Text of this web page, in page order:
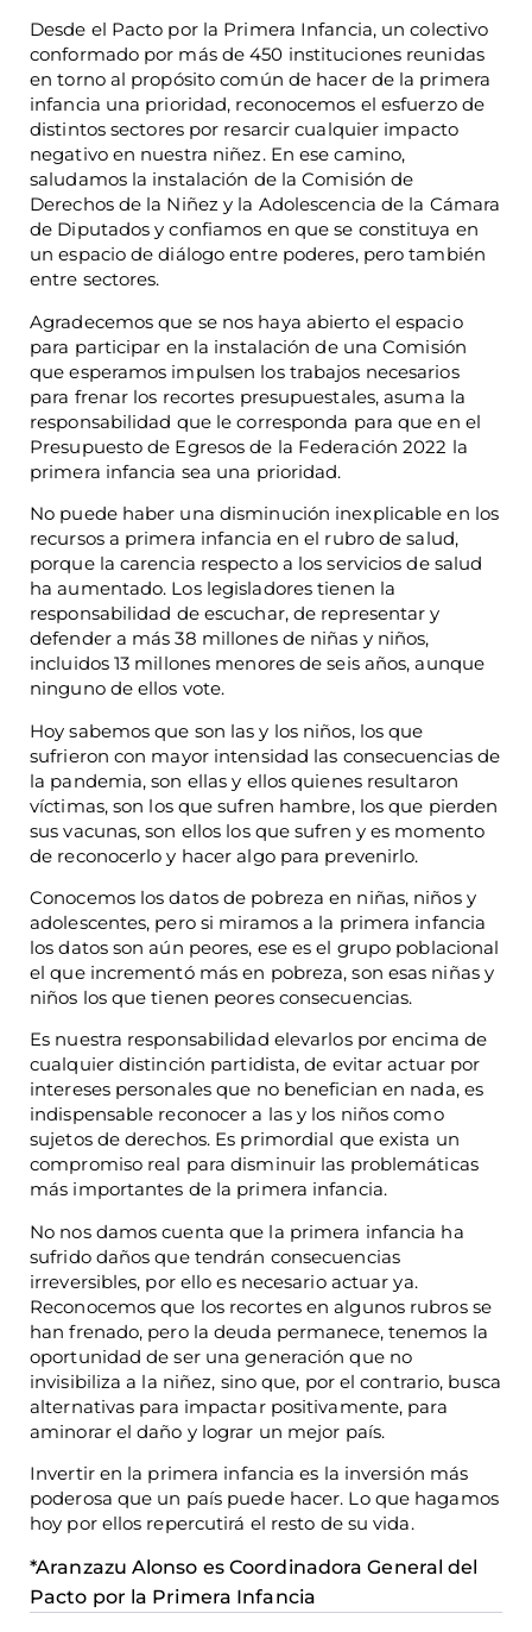
Desde el Pacto por la Primera Infancia, un colectivo
conformado por más de 450 instituciones reunidas
en torno al propósito común de hacer de la primera
infancia una prioridad, reconocemos el esfuerzo de
distintos sectores por resarcir cualquier impacto
negativo en nuestra niñez. En ese camino,
saludamos la instalación de la Comisión de
Derechos de la Niñez y la Adolescencia de la Cámara
de Diputados y confiamos en que se constituya en
un espacio de diálogo entre poderes, pero también
entre sectores.
Agradecemos que se nos haya abierto el espacio
para participar en la instalación de una Comisión
que esperamos impulsen los trabajos necesarios
para frenar los recortes presupuestales, asuma la
responsabilidad que le corresponda para que en el
Presupuesto de Egresos de la Federación 2022 la
primera infancia sea una prioridad.
No puede haber una disminución inexplicable en los
recursos a primera infancia en el rubro de salud,
porque la carencia respecto a los servicios de salud
ha aumentado. Los legisladores tienen la
responsabilidad de escuchar, de representar y
defender a más 38 millones de niñas y niños,
incluidos 13 millones menores de seis años, aunque
ninguno de ellos vote.
Hoy sabemos que son las y los niños, los que
sufrieron con mayor intensidad las consecuencias de
la pandemia, son ellas y ellos quienes resultaron
víctimas, son los que sufren hambre, los que pierden
sus vacunas, son ellos los que sufren y es momento
de reconocerlo y hacer algo para prevenirlo.
Conocemos los datos de pobreza en niñas, niños y
adolescentes, pero si miramos a la primera infancia
los datos son aún peores, ese es el grupo poblacional
el que incrementó más en pobreza, son esas niñas y
niños los que tienen peores consecuencias.
Es nuestra responsabilidad elevarlos por encima de
cualquier distinción partidista, de evitar actuar por
intereses personales que no benefician en nada, es
indispensable reconocer a las y los niños como
sujetos de derechos. Es primordial que exista un
compromiso real para disminuir las problemáticas
más importantes de la primera infancia.
No nos damos cuenta que la primera infancia ha
sufrido daños que tendrán consecuencias
irreversibles, por ello es necesario actuar ya.
Reconocemos que los recortes en algunos rubros se
han frenado, pero la deuda permanece, tenemos la
oportunidad de ser una generación que no
invisibiliza a la niñez, sino que, por el contrario, busca
alternativas para impactar positivamente, para
aminorar el daño y lograr un mejor país.
Invertir en la primera infancia es la inversión más
poderosa que un país puede hacer. Lo que hagamos
hoy por ellos repercutirá el resto de su vida.
*Aranzazu Alonso es Coordinadora General del
Pacto por la Primera Infancia